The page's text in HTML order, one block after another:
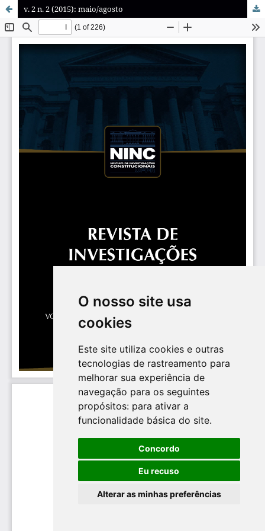
O nosso site usa
cookies
Este site utiliza cookies e outras
tecnologias de rastreamento para
melhorar sua experiência de
navegação para os seguintes
propósitos: para ativar a
funcionalidade básica do site.
Concordo
Eu recuso
Alterar as minhas preferências
v. 2 n. 2 (2015): maio/agosto